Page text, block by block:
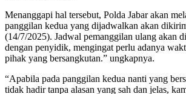
Menanggapi hal tersebut, Polda Jabar akan
panggilan kedua yang dijadwalkan akan
(14/7/2025). Jadwal pemanggilan ulang akan
dengan penyidik, mengingat perlu adanya
pihak yang bersangkutan.” ungkapnya.
“Apabila pada panggilan kedua nanti yang
tidak hadir tanpa alasan yang sah dan jelas,